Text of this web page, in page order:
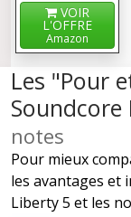
VOIR
L'OFFRE
Amazon
Les "Pour
notes
Pour mieux
les avantages et
Liberty 5 et les